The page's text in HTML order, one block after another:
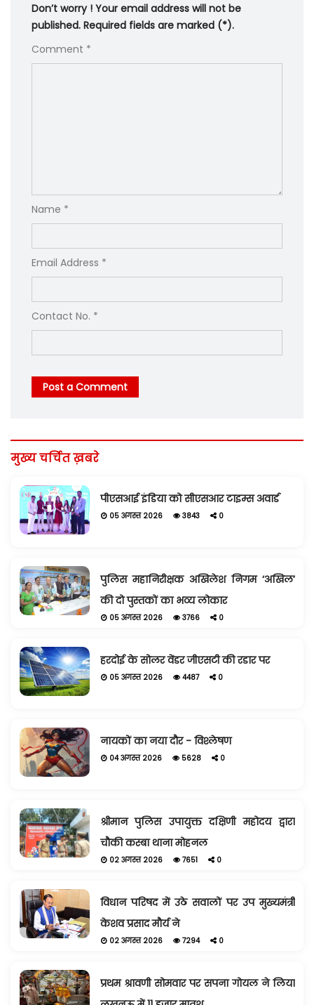
Don’t worry ! Your email address will not be
published. Required fields are marked (*).
Comment *
Name *
Email Address *
Contact No. *
Post a Comment
मुख्य चर्चित ख़बरे
पीएसआई इंडिया को सीएसआर टाइम्स अवार्ड
05 अगस्त 2026 3843 0
पुलिस महानिरीक्षक अखिलेश निगम ‘अखिल’
की दो पुस्तकों का भव्य लोकार
05 अगस्त 2026 3766 0
हरदोई के सोलर वेंडर जीएसटी की रडार पर
05 अगस्त 2026 4487 0
नायकों का नया दौर - विश्लेषण
04 अगस्त 2026 5628 0
श्रीमान पुलिस उपायुक्त दक्षिणी महोदय द्वारा
चौकी कस्बा थाना मोहनल
02 अगस्त 2026 7651 0
विधान परिषद में उठे सवालों पर उप मुख्यमंत्री
केशव प्रसाद मौर्य ने
02 अगस्त 2026 7294 0
प्रथम श्रावणी सोमवार पर सपना गोयल ने लिया